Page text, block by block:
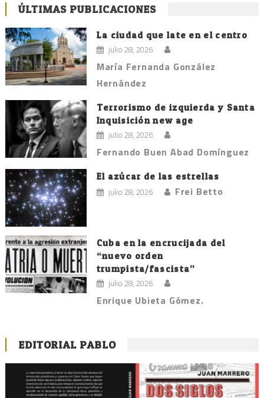
ÚLTIMAS PUBLICACIONES
La ciudad que late en el centro
julio 28, 2026
María Fernanda González
Hernández
Terrorismo de izquierda y Santa
Inquisición new age
julio 28, 2026
Fernando Buen Abad Domínguez
El azúcar de las estrellas
julio 28, 2026 Frei Betto
Cuba en la encrucijada del
“nuevo orden
trumpista/fascista”
julio 28, 2026
Enrique Ubieta Gómez.
EDITORIAL PABLO